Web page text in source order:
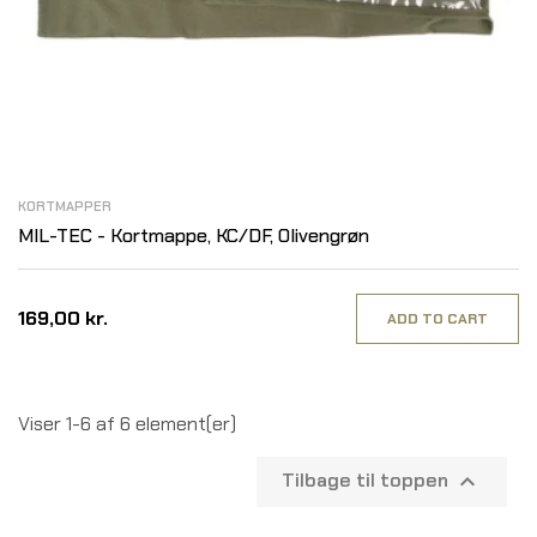
KORTMAPPER
MIL-TEC - Kortmappe, KC/DF, Olivengrøn
169,00 kr. ADD TO CART
Viser 1-6 af 6 element(er)
Tilbage til toppen 